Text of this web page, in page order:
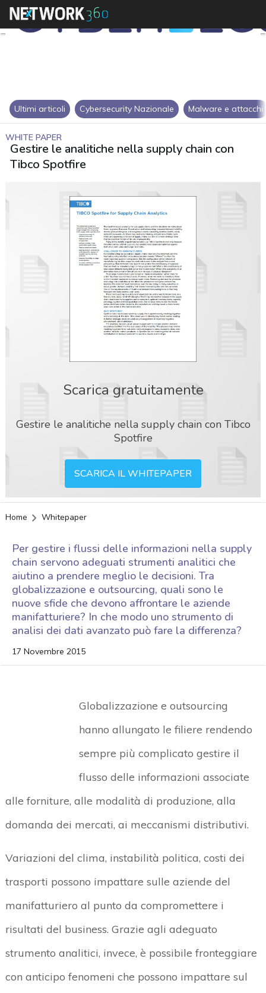
Ultimi articoli Cybersecurity Nazionale Malware e attacchi
WHITE PAPER
Gestire le analitiche nella supply chain con
Tibco Spotfire
Scarica gratuitamente
Gestire le analitiche nella supply chain con Tibco
Spotfire
SCARICA IL WHITEPAPER
Home Whitepaper
Per gestire i flussi delle informazioni nella supply
chain servono adeguati strumenti analitici che
aiutino a prendere meglio le decisioni. Tra
globalizzazione e outsourcing, quali sono le
nuove sfide che devono affrontare le aziende
manifatturiere? In che modo uno strumento di
analisi dei dati avanzato può fare la differenza?
17 Novembre 2015
Globalizzazione e outsourcing
hanno allungato le filiere rendendo
sempre più complicato gestire il
flusso delle informazioni associate
alle forniture, alle modalità di produzione, alla
domanda dei mercati, ai meccanismi distributivi.
Variazioni del clima, instabilità politica, costi dei
trasporti possono impattare sulle aziende del
manifatturiero al punto da compromettere i
risultati del business. Grazie agli adeguato
strumento analitici, invece, è possibile fronteggiare
con anticipo fenomeni che possono impattare sul